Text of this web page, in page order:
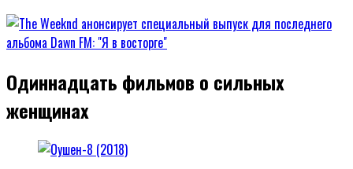
Одиннадцать фильмов о сильных
женщинах